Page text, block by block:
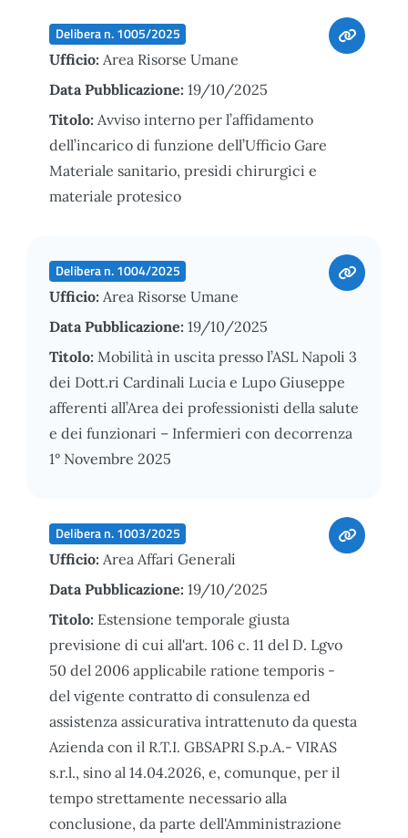
Delibera n. 1005/2025
Ufficio: Area Risorse Umane
Data Pubblicazione: 19/10/2025
Titolo: Avviso interno per l’affidamento
dell’incarico di funzione dell’Ufficio Gare
Materiale sanitario, presidi chirurgici e
materiale protesico
Delibera n. 1004/2025
Ufficio: Area Risorse Umane
Data Pubblicazione: 19/10/2025
Titolo: Mobilità in uscita presso l’ASL Napoli 3
dei Dott.ri Cardinali Lucia e Lupo Giuseppe
afferenti all’Area dei professionisti della salute
e dei funzionari – Infermieri con decorrenza
1° Novembre 2025
Delibera n. 1003/2025
Ufficio: Area Affari Generali
Data Pubblicazione: 19/10/2025
Titolo: Estensione temporale giusta
previsione di cui all'art. 106 c. 11 del D. Lgvo
50 del 2006 applicabile ratione temporis -
del vigente contratto di consulenza ed
assistenza assicurativa intrattenuto da questa
Azienda con il R.T.I. GBSAPRI S.p.A.- VIRAS
s.r.l., sino al 14.04.2026, e, comunque, per il
tempo strettamente necessario alla
conclusione, da parte dell'Amministrazione